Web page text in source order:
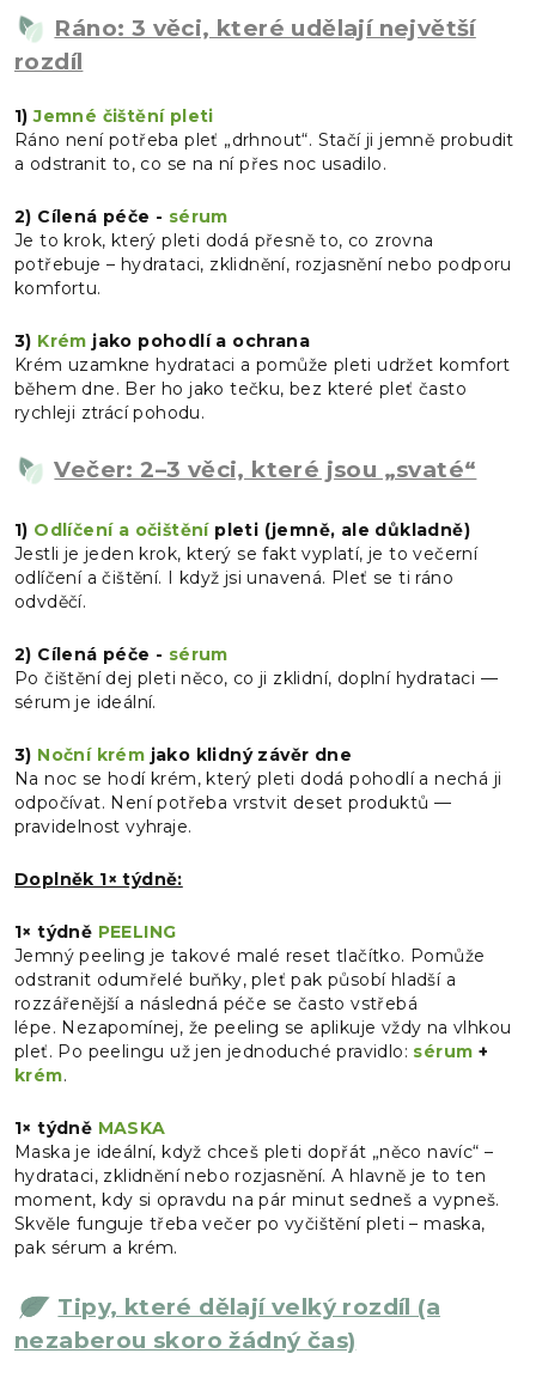
Ráno: 3 věci, které udělají největší
rozdíl
1)Jemné čištění pleti
Ráno není potřeba pleť „drhnout“. Stačí ji jemně probudit
a odstranit to, co se na ní přes noc usadilo.
2) Cílená péče - sérum
Je to krok, který pleti dodá přesně to, co zrovna
potřebuje – hydrataci, zklidnění, rozjasnění nebo podporu
komfortu.
3) Krém jako pohodlí a ochrana
Krém uzamkne hydrataci a pomůže pleti udržet komfort
během dne. Ber ho jako tečku, bez které pleť často
rychleji ztrácí pohodu.
Večer: 2–3 věci, které jsou „svaté“
1) Odlíčení a očištěnípleti (jemně, ale důkladně)
Jestli je jeden krok, který se fakt vyplatí, je to večerní
odlíčení a čištění. I když jsi unavená. Pleť se ti ráno
odvděčí.
2) Cílená péče - sérum
Po čištění dej pleti něco, co ji zklidní, doplní hydrataci —
sérum je ideální.
3) Noční krém jako klidný závěr dne
Na noc se hodí krém, který pleti dodá pohodlí a nechá ji
odpočívat. Není potřeba vrstvit deset produktů —
pravidelnost vyhraje.
Doplněk 1× týdně:
1× týdně PEELING
Jemný peeling je takové malé reset tlačítko. Pomůže
odstranit odumřelé buňky, pleť pak působí hladší a
rozzářenější a následná péče se často vstřebá
lépe. Nezapomínej, že peeling se aplikuje vždy na vlhkou
pleť. Po peelingu už jen jednoduché pravidlo: sérum +
krém.
1× týdně MASKA
Maska je ideální, když chceš pleti dopřát „něco navíc“ –
hydrataci, zklidnění nebo rozjasnění. A hlavně je to ten
moment, kdy si opravdu na pár minut sedneš a vypneš.
Skvěle funguje třeba večer po vyčištění pleti – maska,
pak sérum a krém.
Tipy, které dělají velký rozdíl (a
nezaberou skoro žádný čas)